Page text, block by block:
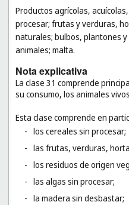
Productos agrícolas,
procesar; frutas y verduras,
naturales; bulbos, plantones
animales; malta.
Nota explicativa
La clase 31 comprende
su consumo, los animales
Esta clase comprende en
- los cereales sin procesar;
- las frutas, verduras,
- los residuos de origen
- las algas sin procesar;
- la madera sin desbastar;